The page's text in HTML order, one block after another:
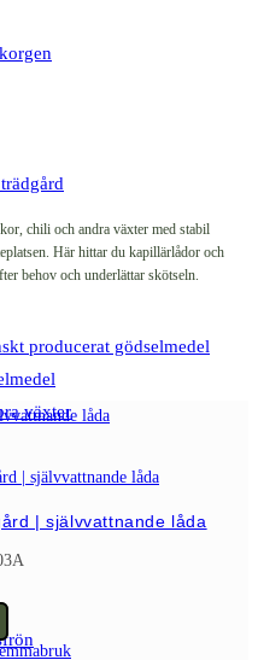
producerat gödselmedel
växter
chili och andra växter med stabil
Här hittar du kapillärlådor och
behov och underlättar skötseln.
| självvattnande låda